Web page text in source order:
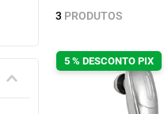
3 PRODUTOS
5 % DESCONTO PIX
9
10